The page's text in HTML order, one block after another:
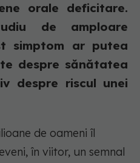
orale deficitare.
de amploare
simptom ar putea
despre sănătatea
despre riscul unei
de oameni îl
în viitor, un semnal